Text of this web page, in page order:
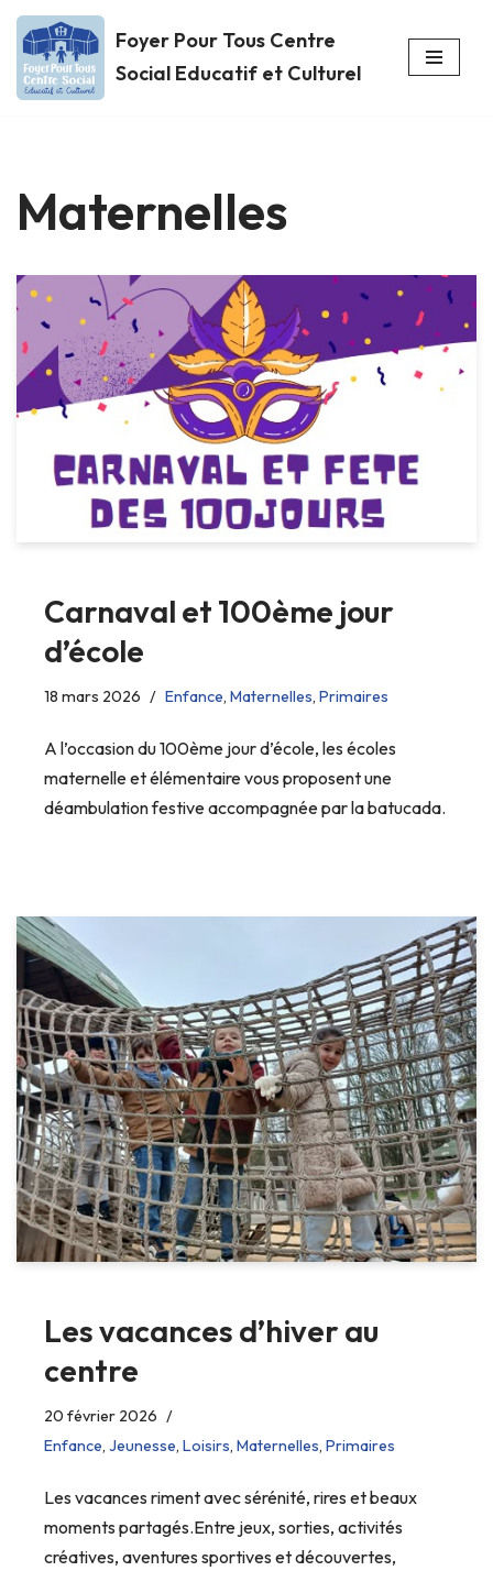
Aller
au
Foyer Pour Tous Centre
Social Educatif et Culturel
Maternelles
Carnaval et 100ème jour
d’école
18 mars 2026 Enfance, Maternelles, Primaires
A l’occasion du 100ème jour d’école, les écoles
maternelle et élémentaire vous proposent une
déambulation festive accompagnée par la batucada.
Les vacances d’hiver au
centre
20 février 2026
Enfance, Jeunesse, Loisirs, Maternelles, Primaires
Les vacances riment avec sérénité, rires et beaux
moments partagés.Entre jeux, sorties, activités
créatives, aventures sportives et découvertes,